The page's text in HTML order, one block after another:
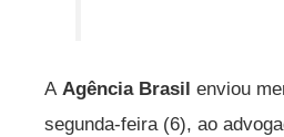
A Agência Brasil enviou
segunda-feira (6), ao